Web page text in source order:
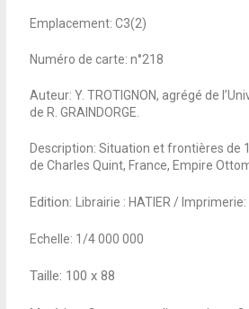
Emplacement: C3(2)
Numéro de carte: n°218
Auteur: Y. TROTIGNON, agrégé de
de R. GRAINDORGE.
Description: Situation et frontières de
de Charles Quint, France, Empire
Edition: Librairie : HATIER / Imprimerie:
Echelle: 1/4 000 000
Taille: 100 x 88